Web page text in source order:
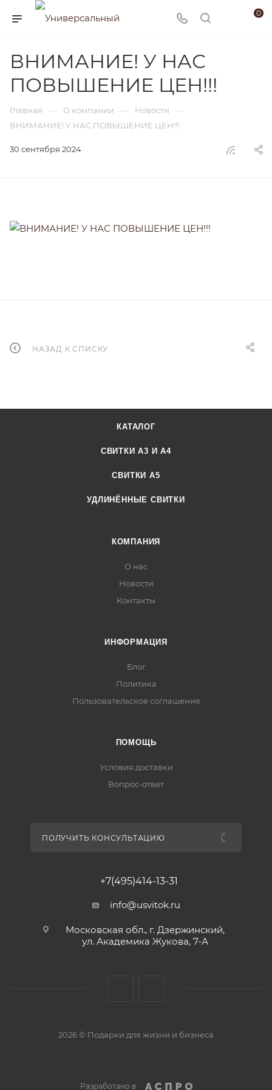
0
ВНИМАНИЕ! У НАС
ПОВЫШЕНИЕ ЦЕН!!!
Главная — О компании — Новости —
ВНИМАНИЕ! У НАС ПОВЫШЕНИЕ ЦЕН!!!
30 сентября 2024
НАЗАД К СПИСКУ
КАТАЛОГ
СВИТКИ А3 И А4
СВИТКИ А5
УДЛИНЁННЫЕ СВИТКИ
КОМПАНИЯ
О нас
Новости
Контакты
ИНФОРМАЦИЯ
Блог
Политика
Пользовательское соглашение
ПОМОЩЬ
Условия доставки
Вопрос-ответ
ПОЛУЧИТЬ КОНСУЛЬТАЦИЮ
+7(495)414-13-31
info@usvitok.ru
Московская обл., г. Дзержинский,
ул. Академика Жукова, 7-А
2026 © Подарки для жизни и бизнеса
Разработано в